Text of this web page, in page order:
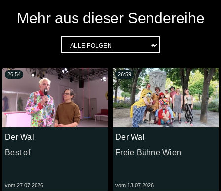
Mehr aus dieser Sendereihe
Der Wal
Best of
vom 27.07.2026
26:54
Der Wal
Freie Bühne Wien
vom 13.07.2026
26:59